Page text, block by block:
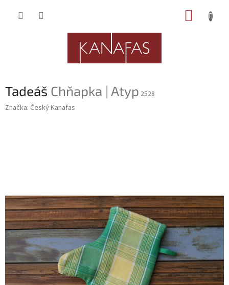
Tadeáš Chňapka | Atyp 2528
Značka: Český Kanafas